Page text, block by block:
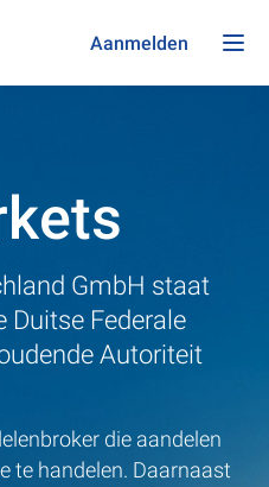
Aanmelden
GmbH staat
Duitse Federale
Autoriteit
die aandelen
te handelen. Daarnaast